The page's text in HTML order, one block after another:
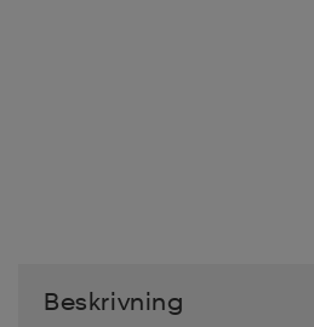
Beskrivning